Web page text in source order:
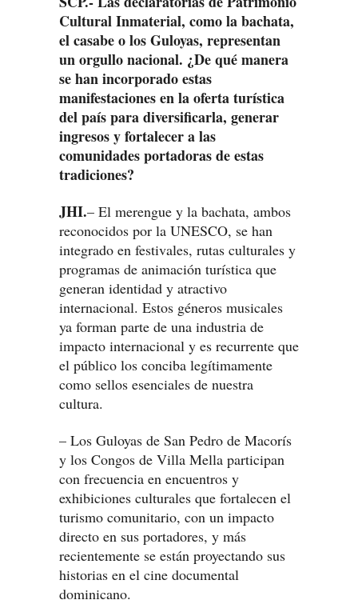
Cultural Inmaterial, como la bachata,
el casabe o los Guloyas, representan
un orgullo nacional. ¿De qué manera
se han incorporado estas
manifestaciones en la oferta turística
del país para diversificarla, generar
ingresos y fortalecer a las
comunidades portadoras de estas
tradiciones?
JHI.– El merengue y la bachata, ambos
reconocidos por la UNESCO, se han
integrado en festivales, rutas culturales y
programas de animación turística que
generan identidad y atractivo
internacional. Estos géneros musicales
ya forman parte de una industria de
impacto internacional y es recurrente que
el público los conciba legítimamente
como sellos esenciales de nuestra
cultura.
– Los Guloyas de San Pedro de Macorís
y los Congos de Villa Mella participan
con frecuencia en encuentros y
exhibiciones culturales que fortalecen el
turismo comunitario, con un impacto
directo en sus portadores, y más
recientemente se están proyectando sus
historias en el cine documental
dominicano.